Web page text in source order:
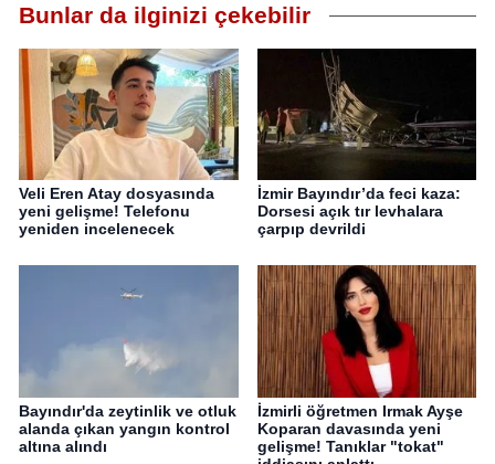
Bunlar da ilginizi çekebilir
Veli Eren Atay dosyasında
yeni gelişme! Telefonu
yeniden incelenecek
İzmir Bayındır’da feci kaza:
Dorsesi açık tır levhalara
çarpıp devrildi
Bayındır'da zeytinlik ve otluk
alanda çıkan yangın kontrol
altına alındı
İzmirli öğretmen Irmak Ayşe
Koparan davasında yeni
gelişme! Tanıklar "tokat"